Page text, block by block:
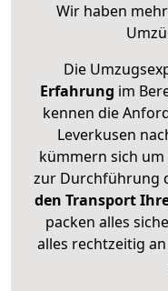
Wir haben
Die
Erfahrung im
kennen die
Leverkusen
kümmern sich um
zur Durchführung
den Transport
packen alles
alles rechtzeitig